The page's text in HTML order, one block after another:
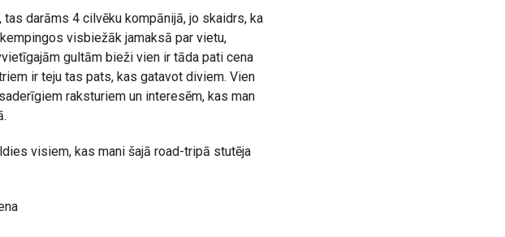
darāms 4 cilvēku kompānijā, jo skaidrs, ka
visbiežāk jamaksā par vietu,
gultām bieži vien ir tāda pati cena
ir teju tas pats, kas gatavot diviem. Vien
raksturiem un interesēm, kas man
visiem, kas mani šajā road-tripā stutēja